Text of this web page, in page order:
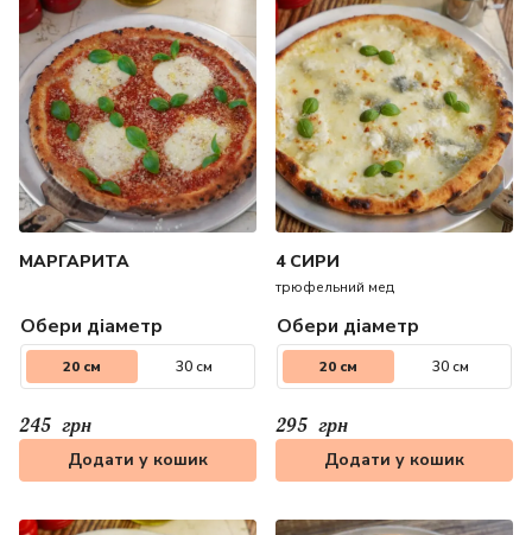
МАРГАРИТА
Обери діаметр
20 см 30 см
245 грн
Додати у кошик
4 СИРИ
трюфельний мед
Обери діаметр
20 см 30 см
295 грн
Додати у кошик